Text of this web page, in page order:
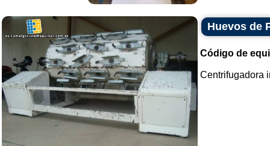
Huevos de
Código de
Centrifugadora